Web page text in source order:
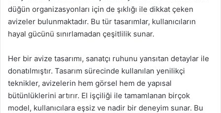
düğün organizasyonları için de şıklığı ile dikkat çeken
avizeler bulunmaktadır. Bu tür tasarımlar, kullanıcıların
hayal gücünü sınırlamadan çeşitlilik sunar.
Her bir avize tasarımı, sanatçı ruhunu yansıtan detaylar ile
donatılmıştır. Tasarım sürecinde kullanılan yenilikçi
teknikler, avizelerin hem görsel hem de yapısal
bütünlüklerini artırır. El işçiliği ile tamamlanan birçok
model, kullanıcılara eşsiz ve nadir bir deneyim sunar. Bu